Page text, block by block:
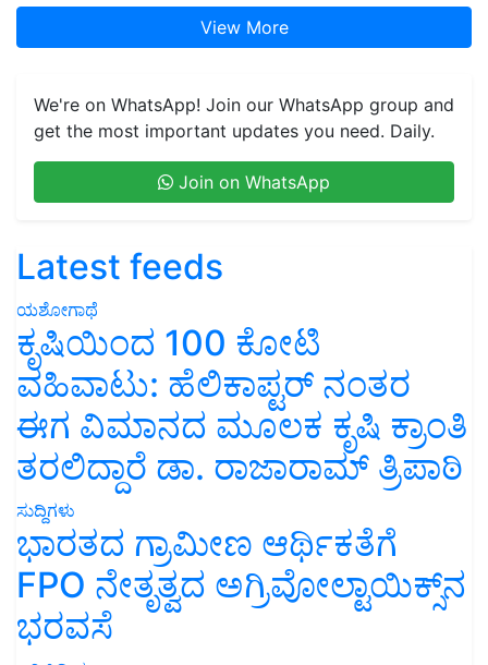
View More
We're on WhatsApp! Join our WhatsApp group and
get the most important updates you need. Daily.
Join on WhatsApp
Latest feeds
ಯಶೋಗಾಥೆ
ಕೃಷಿಯಿಂದ 100 ಕೋಟಿ
ವಹಿವಾಟು: ಹೆಲಿಕಾಪ್ಟರ್ ನಂತರ
ಈಗ ವಿಮಾನದ ಮೂಲಕ ಕೃಷಿ ಕ್ರಾಂತಿ
ತರಲಿದ್ದಾರೆ ಡಾ. ರಾಜಾರಾಮ್ ತ್ರಿಪಾಠಿ
ಸುದ್ದಿಗಳು
ಭಾರತದ ಗ್ರಾಮೀಣ ಆರ್ಥಿಕತೆಗೆ
FPO ನೇತೃತ್ವದ ಅಗ್ರಿವೋಲ್ಟಾಯಿಕ್ಸ್‌ನ
ಭರವಸೆ